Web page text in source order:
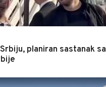
planiran sastanak sa